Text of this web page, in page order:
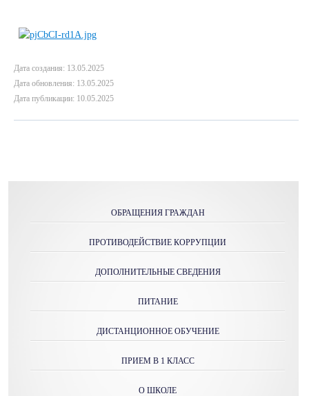
Дата создания: 13.05.2025
Дата обновления: 13.05.2025
Дата публикации: 10.05.2025
ОБРАЩЕНИЯ ГРАЖДАН
ПРОТИВОДЕЙСТВИЕ КОРРУПЦИИ
ДОПОЛНИТЕЛЬНЫЕ СВЕДЕНИЯ
ПИТАНИЕ
ДИСТАНЦИОННОЕ ОБУЧЕНИЕ
ПРИЕМ В 1 КЛАСС
О ШКОЛЕ